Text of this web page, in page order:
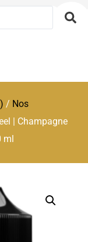
/ Nos
| Champagne
ml